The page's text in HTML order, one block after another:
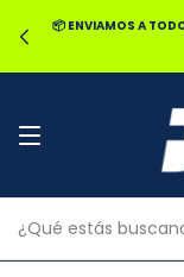
📦 ENVIAMOS A